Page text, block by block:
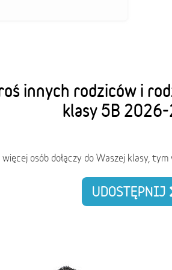
innych rodziców i
klasy 5B
więcej osób dołączy do Waszej klasy,
UDOSTĘPNIJ